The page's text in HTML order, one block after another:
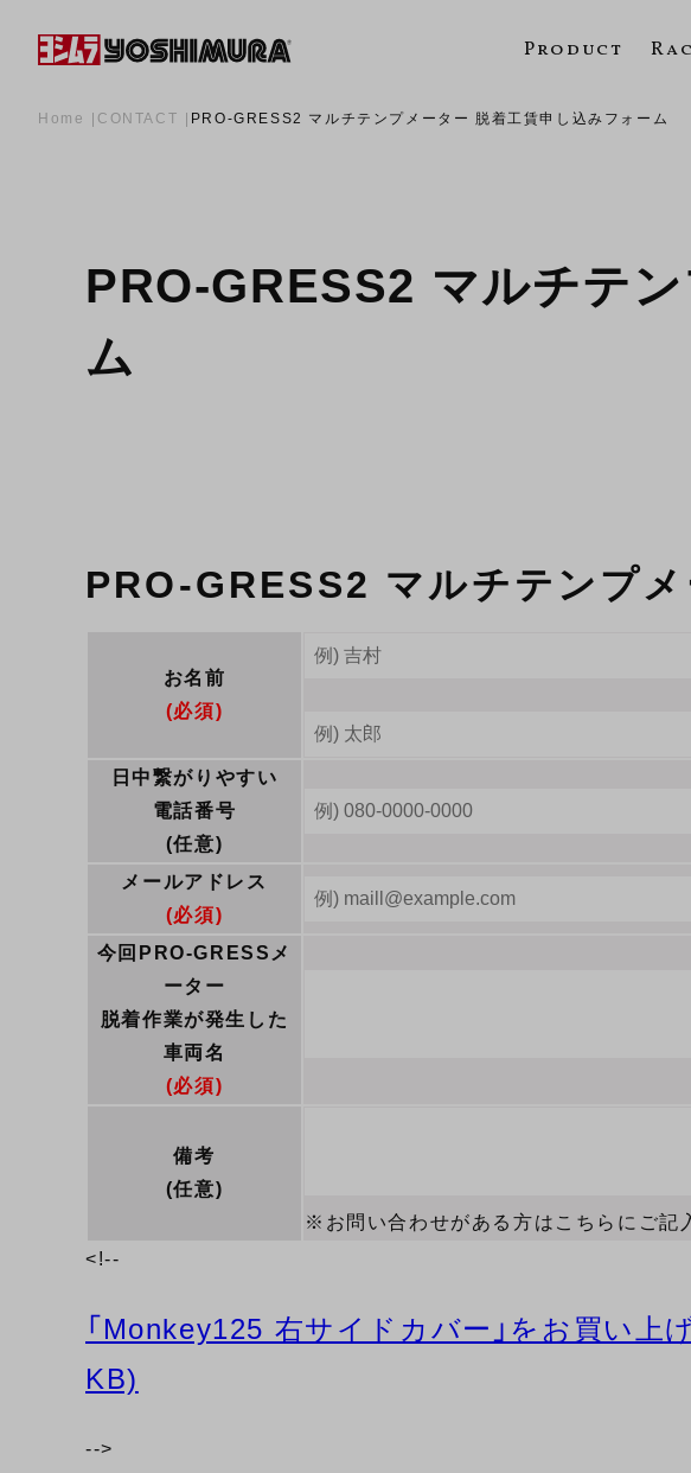
Product
Home CONTACT PRO-GRESS2 マルチテンプメーター 脱着工賃申し込みフォーム
PRO-GRESS2 マルチテ
ム
PRO-GRESS2 マルチテンプ
お名前
(必須)
日中繋がりやすい
電話番号
(任意)
メールアドレス
(必須)
今回PRO-GRESSメ
ーター
脱着作業が発生した
車両名
(必須)
備考
(任意)
※お問い合わせがある方はこちらにご記
<!--
「Monkey125 右サイドカバー」をお買い
KB)
-->